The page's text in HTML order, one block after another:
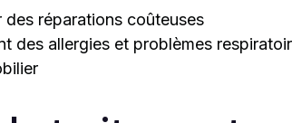
réparations coûteuses
des allergies et problèmes